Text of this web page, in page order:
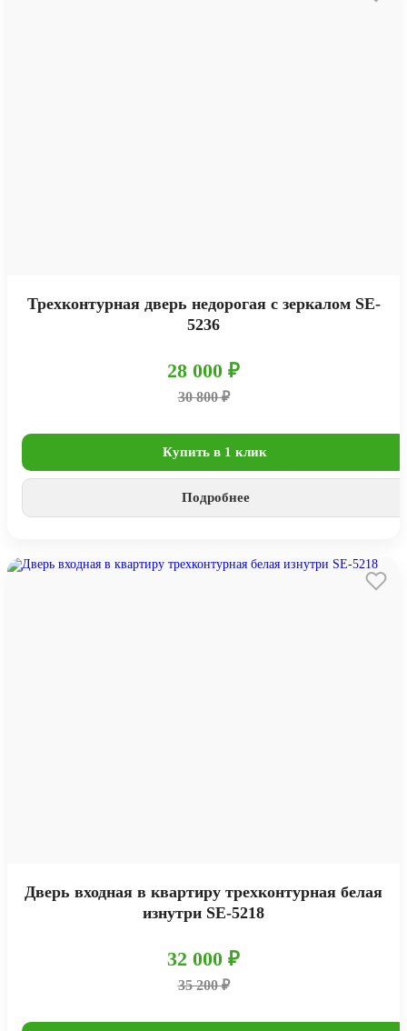
Трехконтурная дверь недорогая с зеркалом SE-
5236
28 000 ₽
30 800 ₽
Купить в 1 клик
Подробнее
Дверь входная в квартиру трехконтурная белая
изнутри SE-5218
32 000 ₽
35 200 ₽